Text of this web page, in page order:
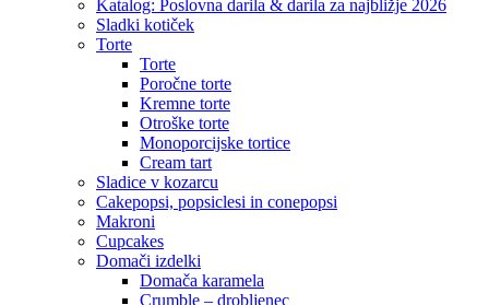
Katalog: Poslovna darila & darila za najbližje 2026
Sladki kotiček
Torte
Torte
Poročne torte
Kremne torte
Otroške torte
Monoporcijske tortice
Cream tart
Sladice v kozarcu
Cakepopsi, popsiclesi in conepopsi
Makroni
Cupcakes
Domači izdelki
Domača karamela
Crumble – drobljenec